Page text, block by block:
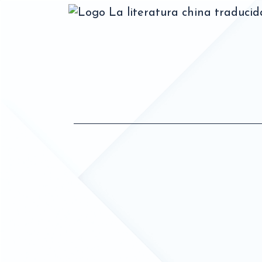
La literatura china